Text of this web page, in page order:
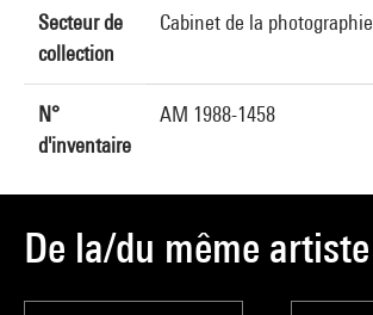
Secteur de
collection
Cabinet de la photographie
N°
d'inventaire
AM 1988-1458
De la/du même artiste